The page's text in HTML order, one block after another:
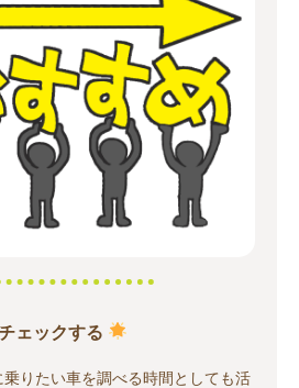
ェックする
りたい車を調べる時間としても活